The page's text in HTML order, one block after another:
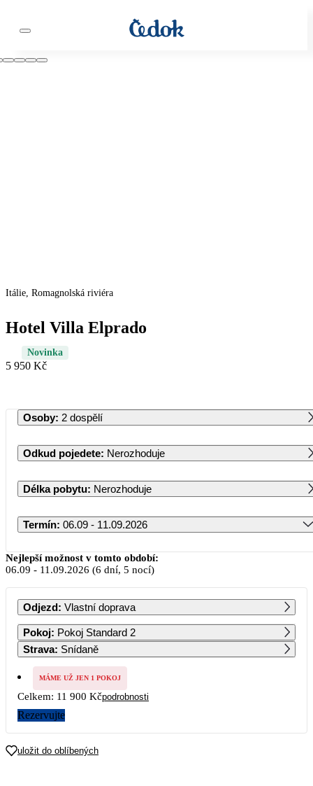
Itálie, Romagnolská riviéra
Hotel Villa Elprado
Novinka
5 950 Kč
Osoby: 2 dospělí
Odkud pojedete: Nerozhoduje
Délka pobytu: Nerozhoduje
Termín: 06.09 - 11.09.2026
Září 2026
PO ÚT ST ČT PÁ SO NE
1 2 3 4 5 6
7 8 9 10 11 12 13
14 15 16
21 22 23 24 25 26 27
Nejlepší možnost v tomto období:
06.09 - 11.09.2026 (6 dní, 5 nocí)
Odjezd: Vlastní doprava
Pokoj: Pokoj Standard 2
Strava: Snídaně
MÁME UŽ JEN 1 POKOJ
Celkem: 11 900 Kčpodrobnosti
Rezervujte
uložit do oblíbených